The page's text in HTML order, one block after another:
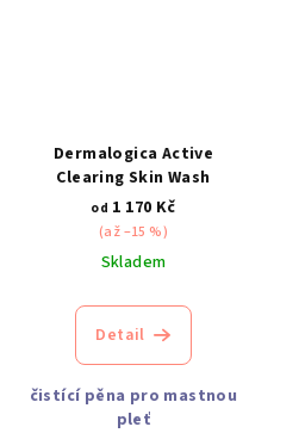
Dermalogica Active
Clearing Skin Wash
od 1 170 Kč
(až –15 %)
Skladem
Detail
čistící pěna pro mastnou
pleť